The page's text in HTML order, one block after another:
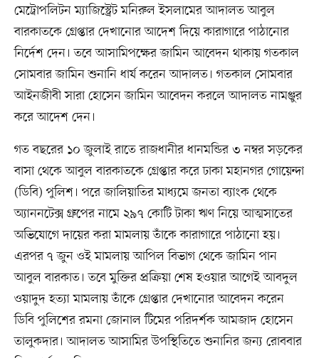
মেট্রোপলিটন ম্যাজিস্ট্রেট মনিরুল ইসলামের আদালত আবুল
বারকাতকে গ্রেপ্তার দেখানোর আদেশ দিয়ে কারাগারে পাঠানোর
নির্দেশ দেন। তবে আসামিপক্ষের জামিন আবেদন থাকায় গতকাল
সোমবার জামিন শুনানি ধার্য করেন আদালত। গতকাল সোমবার
আইনজীবী সারা হোসেন জামিন আবেদন করলে আদালত নামঞ্জুর
করে আদেশ দেন।
গত বছরের ১০ জুলাই রাতে রাজধানীর ধানমন্ডির ৩ নম্বর সড়কের
বাসা থেকে আবুল বারকাতকে গ্রেপ্তার করে ঢাকা মহানগর গোয়েন্দা
(ডিবি) পুলিশ। পরে জালিয়াতির মাধ্যমে জনতা ব্যাংক থেকে
অ্যাননটেক্স গ্রুপের নামে ২৯৭ কোটি টাকা ঋণ নিয়ে আত্মসাতের
অভিযোগে দায়ের করা মামলায় তাঁকে কারাগারে পাঠানো হয়।
এরপর ৭ জুন ওই মামলায় আপিল বিভাগ থেকে জামিন পান
আবুল বারকাত। তবে মুক্তির প্রক্রিয়া শেষ হওয়ার আগেই আবদুল
ওয়াদুদ হত্যা মামলায় তাঁকে গ্রেপ্তার দেখানোর আবেদন করেন
ডিবি পুলিশের রমনা জোনাল টিমের পরিদর্শক আমজাদ হোসেন
তালুকদার। আদালত আসামির উপস্থিতিতে শুনানির জন্য রোববার